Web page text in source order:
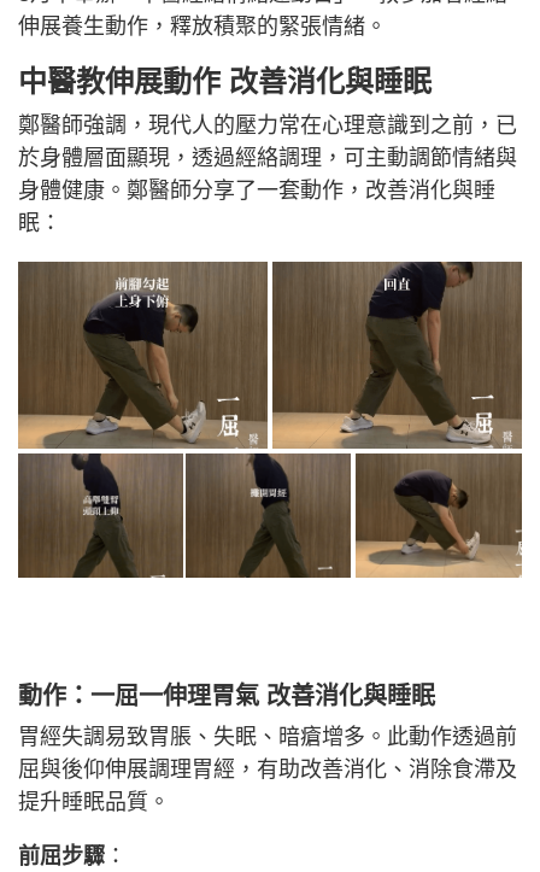
伸展養生動作，釋放積聚的緊張情緒。
中醫教伸展動作 改善消化與睡眠
鄭醫師強調，現代人的壓力常在心理意識到之前，已
於身體層面顯現，透過經絡調理，可主動調節情緒與
身體健康。鄭醫師分享了一套動作，改善消化與睡
眠：
動作：一屈一伸理胃氣 改善消化與睡眠
胃經失調易致胃脹、失眠、暗瘡增多。此動作透過前
屈與後仰伸展調理胃經，有助改善消化、消除食滯及
提升睡眠品質。
前屈步驟 ：